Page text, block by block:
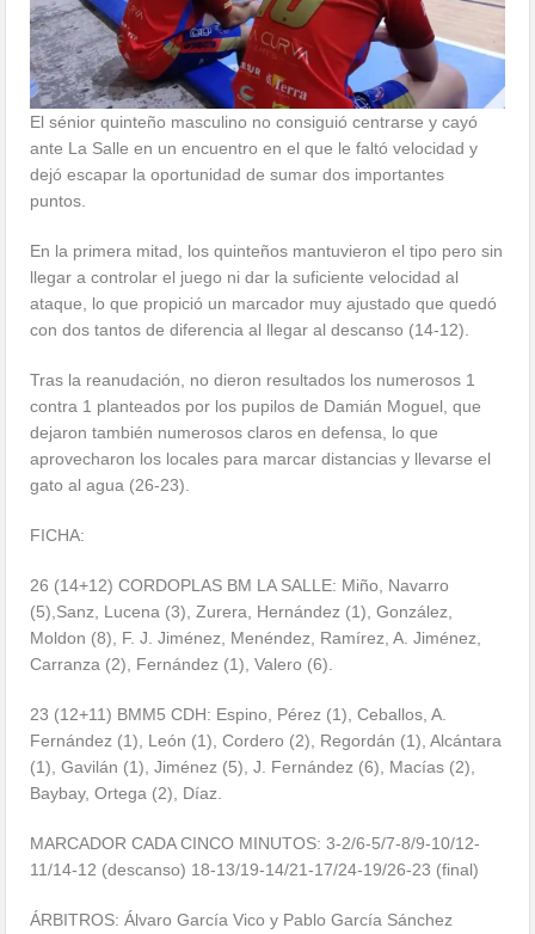
El sénior quinteño masculino no consiguió centrarse y cayó
ante La Salle en un encuentro en el que le faltó velocidad y
dejó escapar la oportunidad de sumar dos importantes
puntos.
En la primera mitad, los quinteños mantuvieron el tipo pero sin
llegar a controlar el juego ni dar la suficiente velocidad al
ataque, lo que propició un marcador muy ajustado que quedó
con dos tantos de diferencia al llegar al descanso (14-12).
Tras la reanudación, no dieron resultados los numerosos 1
contra 1 planteados por los pupilos de Damián Moguel, que
dejaron también numerosos claros en defensa, lo que
aprovecharon los locales para marcar distancias y llevarse el
gato al agua (26-23).
FICHA:
26 (14+12) CORDOPLAS BM LA SALLE: Miño, Navarro
(5),Sanz, Lucena (3), Zurera, Hernández (1), González,
Moldon (8), F. J. Jiménez, Menéndez, Ramírez, A. Jiménez,
Carranza (2), Fernández (1), Valero (6).
23 (12+11) BMM5 CDH: Espino, Pérez (1), Ceballos, A.
Fernández (1), León (1), Cordero (2), Regordán (1), Alcántara
(1), Gavilán (1), Jiménez (5), J. Fernández (6), Macías (2),
Baybay, Ortega (2), Díaz.
MARCADOR CADA CINCO MINUTOS: 3-2/6-5/7-8/9-10/12-
11/14-12 (descanso) 18-13/19-14/21-17/24-19/26-23 (final)
ÁRBITROS: Álvaro García Vico y Pablo García Sánchez